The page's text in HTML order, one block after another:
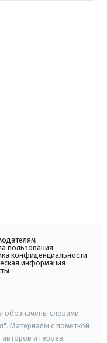
пользования
конфиденциальности
информация
обозначены словами
Материалы с пометкой
и героев.